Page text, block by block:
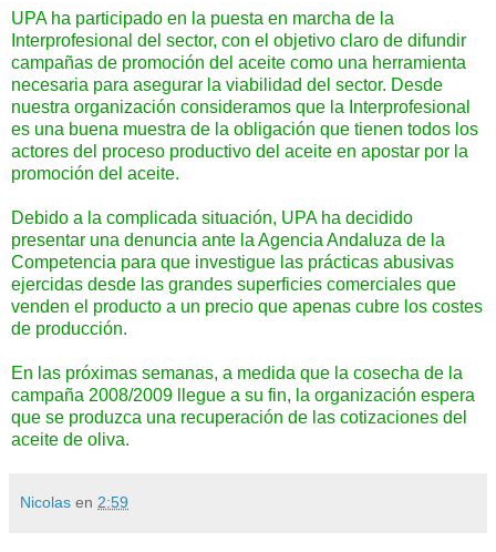
UPA ha participado en la puesta en marcha de la
Interprofesional del sector, con el objetivo claro de difundir
campañas de promoción del aceite como una herramienta
necesaria para asegurar la viabilidad del sector. Desde
nuestra organización consideramos que la Interprofesional
es una buena muestra de la obligación que tienen todos los
actores del proceso productivo del aceite en apostar por la
promoción del aceite.
Debido a la complicada situación, UPA ha decidido
presentar una denuncia ante la Agencia Andaluza de la
Competencia para que investigue las prácticas abusivas
ejercidas desde las grandes superficies comerciales que
venden el producto a un precio que apenas cubre los costes
de producción.
En las próximas semanas, a medida que la cosecha de la
campaña 2008/2009 llegue a su fin, la organización espera
que se produzca una recuperación de las cotizaciones del
aceite de oliva.
Nicolas en 2:59